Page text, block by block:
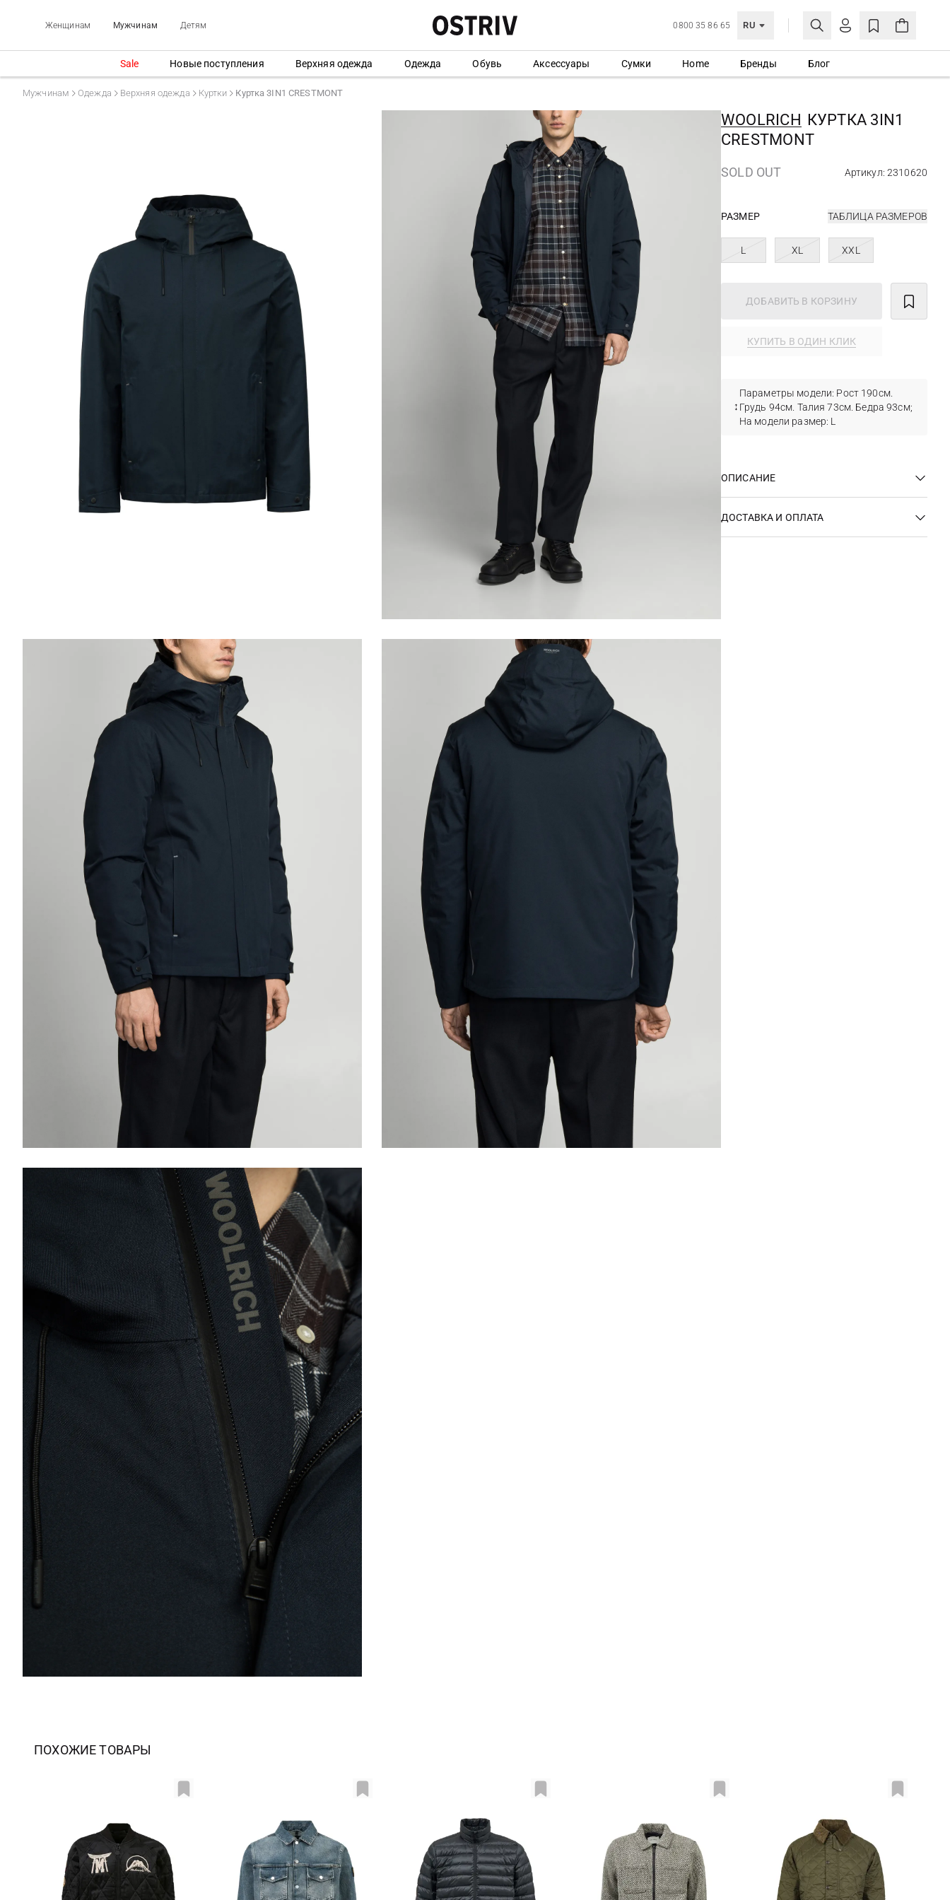
Женщинам Мужчинам Детям 0800 35 86 65 RU
ЛИЧНЫЙ КАБИНЕТ
Еще не зарегистрированы?
СОЗДАТЬ УЧЕТНУЮ ЗАПИСЬ
Sale Новые поступления Верхняя одежда Одежда Обувь Аксессуары Сумки Home Бренды Блог
Мужчинам Одежда Верхняя одежда Куртки Куртка 3IN1 CRESTMONT
WOOLRICH КУРТКА 3IN1
CRESTMONT
SOLD OUT Артикул: 2310620
РАЗМЕР ТАБЛИЦА РАЗМЕРОВ
L XL XXL
ДОБАВИТЬ В КОРЗИНУ
КУПИТЬ В ОДИН КЛИК
Параметры модели: Рост 190см.
Грудь 94см. Талия 73см. Бедра 93см;
На модели размер: L
ОПИСАНИЕ
ДОСТАВКА И ОПЛАТА
ПОХОЖИЕ ТОВАРЫ